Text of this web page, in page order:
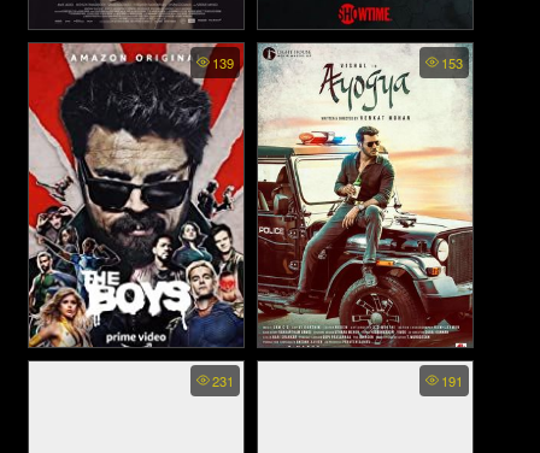
A Hero - คนดีไม่มีที่อยู่ (2021)
Penny Dreadful พากย์ไทย -
เรื่องเล่าเขย่าขวัญ (2014)
139
The Boys ss2 พากย์ไทย - ก๊
วนหนุ่มซ่าล่าซูเปอร์ฮีโร่ ภาค2
153
Ayogya - ตำรวจโฉด โหด
ระห่ำเดือด (2019)
231 191